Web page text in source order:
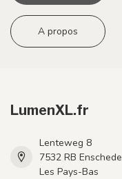
A propos
LumenXL.fr
Lenteweg 8
7532 RB Enschede
Les Pays-Bas